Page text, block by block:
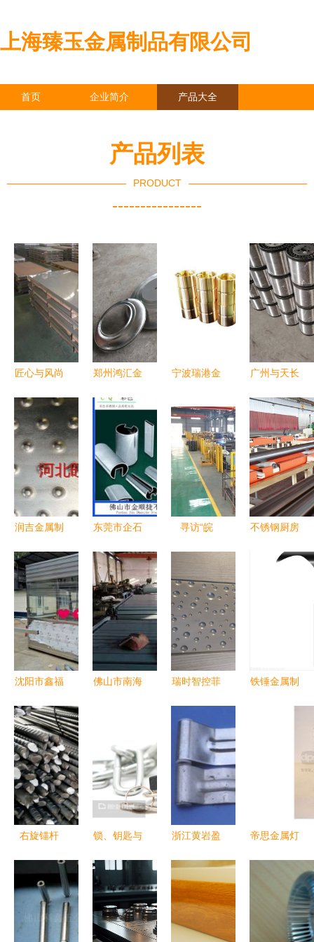
上海臻玉金属制品有限公司
首页 企业简介 产品大全
产品列表
PRODUCT
----------------
匠心与风尚
索热门金属
制品的品牌
魅力
郑州鸿汇金
组合水箱与
不锈钢水
箱，质量保
证量大从优
宁波瑞港金
黄铜管与薄
铜管的专业
制造商
广州与天长
制品 不锈
钢丝清洁球
与厨房用品
的优质制造
润吉金属制
业冲孔防滑
板规格介绍
东莞市企石
品厂 专注
进口304不
锈钢管 助
力厨房用品
制造
寻访“皖
新板挂牌企
业“金诚金
属” 以匠心
铸就金属制
品新篇章
不锈钢厨房
沈阳市鑫福
加工厂 专
注厨房用品
制造的行业
先锋
佛山市南海
制品厂 专
注高品质金
属制品，打
造优质门窗
配件
瑞时智控菲
门工匠精神
的弘扬者
铁锤金属制
右旋锚杆
的关键工程
构件
锁、钥匙与
制品的象征
意义与实用
功能
浙江黄岩盈
厂 厨房用
品产品展示
帝思金属灯
房的品质之